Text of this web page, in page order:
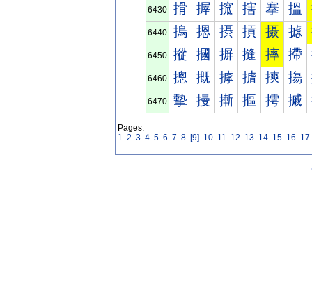
6430 搰 搱 搲 搳 搴 搵
6440 摀 摁 摂 摃 摄 摅
6450 摐 摑 摒 摓 摔 摕
6460 摠 摡 摢 摣 摤 摥
6470 摰 摱 摲 摳 摴 摵
Pages:
1 2 3 4 5 6 7 8 [9] 10 11 12 13 14 15 16 17